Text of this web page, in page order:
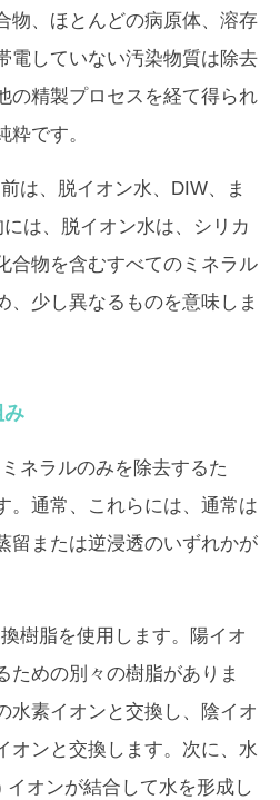
物、ほとんどの病原体、溶存
電していない汚染物質は除去
の精製プロセスを経て得られ
粋です。
は、脱イオン水、DIW、ま
は、脱イオン水は、シリカ
合物を含むすべてのミネラル
、少し異なるものを意味しま
み
ネラルのみを除去するた
。通常、これらには、通常は
留または逆浸透のいずれかが
樹脂を使用します。陽イオ
ための別々の樹脂がありま
水素イオンと交換し、陰イオ
オンと交換します。次に、水
オンが結合して水を形成し